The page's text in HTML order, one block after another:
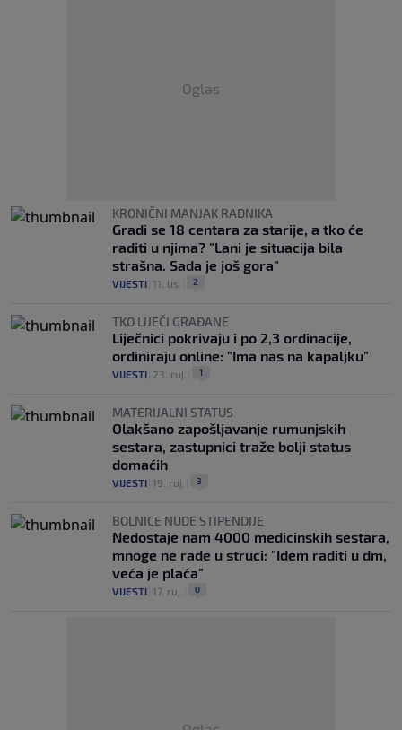
Oglas
KRONIČNI MANJAK RADNIKA
Gradi se 18 centara za starije, a tko će
raditi u njima? "Lani je situacija bila
strašna. Sada je još gora"
VIJESTI 11. lis. 2
TKO LIJEČI GRAĐANE
Liječnici pokrivaju i po 2,3 ordinacije,
ordiniraju online: "Ima nas na kapaljku"
VIJESTI 23. ruj. 1
MATERIJALNI STATUS
Olakšano zapošljavanje rumunjskih
sestara, zastupnici traže bolji status
domaćih
VIJESTI 19. ruj. 3
BOLNICE NUDE STIPENDIJE
Nedostaje nam 4000 medicinskih sestara,
mnoge ne rade u struci: "Idem raditi u dm,
veća je plaća"
VIJESTI 17. ruj. 0